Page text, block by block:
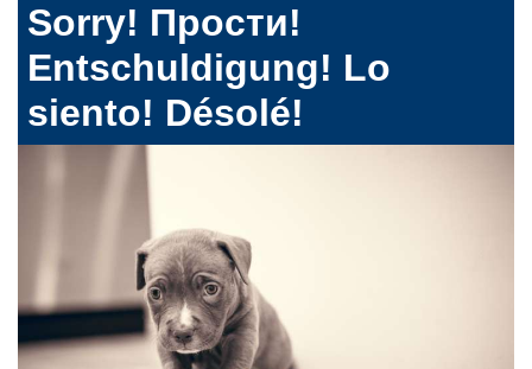
Sorry! Прости!
Entschuldigung! Lo
siento! Désolé!